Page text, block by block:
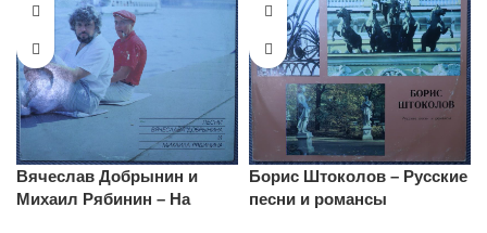
Вячеслав Добрынин и
Михаил Рябинин – На
Борис Штоколов – Русские
песни и романсы